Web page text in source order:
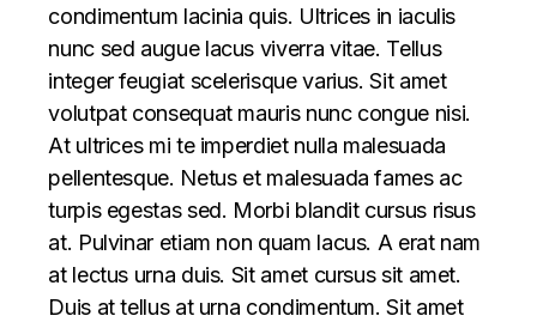
condimentum lacinia quis. Ultrices in iaculis
nunc sed augue lacus viverra vitae. Tellus
integer feugiat scelerisque varius. Sit amet
volutpat consequat mauris nunc congue nisi.
At ultrices mi te imperdiet nulla malesuada
pellentesque. Netus et malesuada fames ac
turpis egestas sed. Morbi blandit cursus risus
at. Pulvinar etiam non quam lacus. A erat nam
at lectus urna duis. Sit amet cursus sit amet.
Duis at tellus at urna condimentum. Sit amet